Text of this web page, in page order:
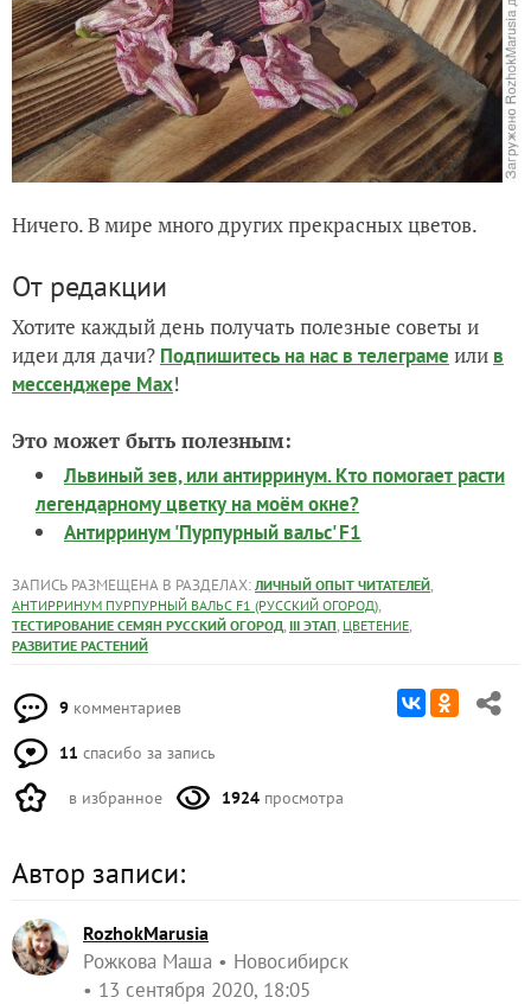
Ничего. В мире много других прекрасных цветов.
От редакции
Хотите каждый день получать полезные советы и
идеи для дачи? Подпишитесь на нас в телеграме или в
мессенджере Max!
Это может быть полезным:
Львиный зев, или антирринум. Кто помогает расти
легендарному цветку на моём окне?
Антирринум 'Пурпурный вальс' F1
ЗАПИСЬ РАЗМЕЩЕНА В РАЗДЕЛАХ: ЛИЧНЫЙ ОПЫТ ЧИТАТЕЛЕЙ,
АНТИРРИНУМ ПУРПУРНЫЙ ВАЛЬС F1 (РУССКИЙ ОГОРОД),
ТЕСТИРОВАНИЕ СЕМЯН РУССКИЙ ОГОРОД, III ЭТАП, ЦВЕТЕНИЕ,
РАЗВИТИЕ РАСТЕНИЙ
9 комментариев
11 спасибо за запись
в избранное 1924 просмотра
Автор записи:
RozhokMarusia
Рожкова Маша
Новосибирск
13 сентября 2020, 18:05